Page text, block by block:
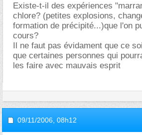
Existe-t-il des expériences
chlore? (petites explosions,
formation de précipité...)que l'on
cours?
Il ne faut pas évidament que ce
que certaines personnes qui
les faire avec mauvais esprit
09/11/2006, 08h12